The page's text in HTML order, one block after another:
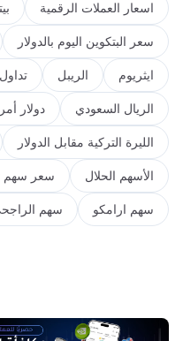
اسعار العملات الرقمية
سعر البتكوين اليوم بالدولار
ايثريوم الريبل
الريال السعودي دولار
الليرة التركية مقابل الدولار
الأسهم الحلال سعر سهم
سهم ارامكو سهم